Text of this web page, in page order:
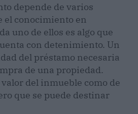
depende de varios
el conocimiento en
uno de ellos es algo que
con detenimiento. Un
del préstamo necesaria
de una propiedad.
del inmueble como de
que se puede destinar